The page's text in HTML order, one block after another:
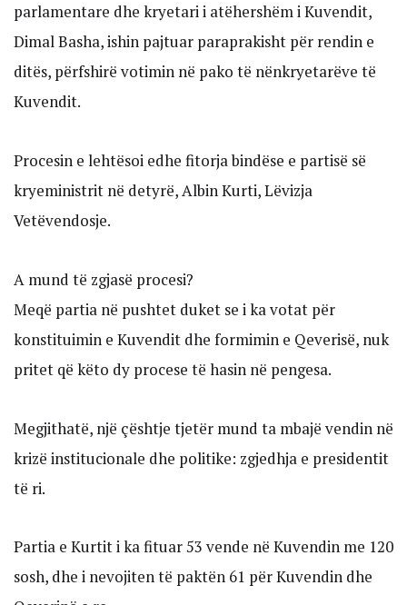
parlamentare dhe kryetari i atëhershëm i Kuvendit,
Dimal Basha, ishin pajtuar paraprakisht për rendin e
ditës, përfshirë votimin në pako të nënkryetarëve të
Kuvendit.
Procesin e lehtësoi edhe fitorja bindëse e partisë së
kryeministrit në detyrë, Albin Kurti, Lëvizja
Vetëvendosje.
A mund të zgjasë procesi?
Meqë partia në pushtet duket se i ka votat për
konstituimin e Kuvendit dhe formimin e Qeverisë, nuk
pritet që këto dy procese të hasin në pengesa.
Megjithatë, një çështje tjetër mund ta mbajë vendin në
krizë institucionale dhe politike: zgjedhja e presidentit
të ri.
Partia e Kurtit i ka fituar 53 vende në Kuvendin me 120
sosh, dhe i nevojiten të paktën 61 për Kuvendin dhe